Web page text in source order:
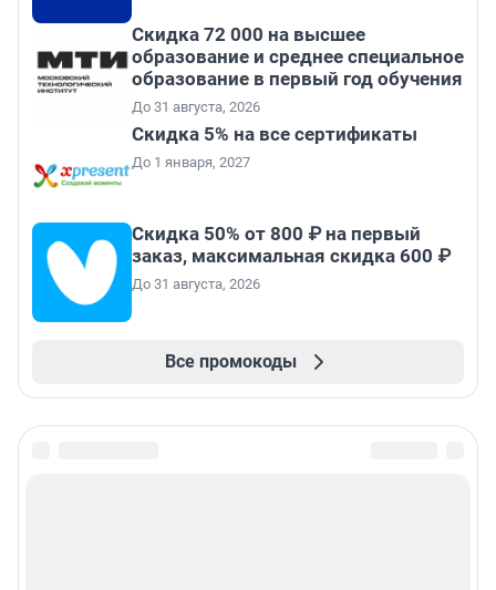
Скидка 72 000 на высшее
образование и среднее специальное
образование в первый год обучения
До 31 августа, 2026
Скидка 5% на все сертификаты
До 1 января, 2027
Скидка 50% от 800 ₽ на первый
заказ, максимальная скидка 600 ₽
До 31 августа, 2026
Все промокоды